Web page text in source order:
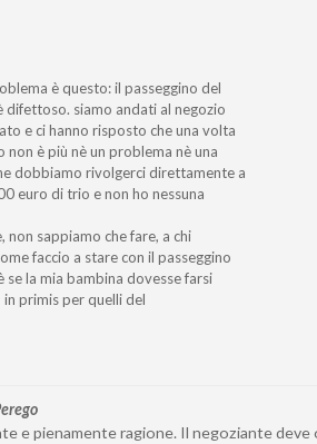
è questo: il passeggino del
siamo andati al negozio
e ci hanno risposto che una volta
è più nè un problema nè una
dobbiamo rivolgerci direttamente a
euro di trio e non ho nessuna
sappiamo che fare, a chi
faccio a stare con il passeggino
se la mia bambina dovesse farsi
primis per quelli del
e pienamente ragione. Il negoziante deve